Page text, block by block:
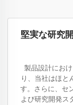
堅実な研究
製品設計にお
り、当社はほと
す。さらに、セ
よび研究開発ス